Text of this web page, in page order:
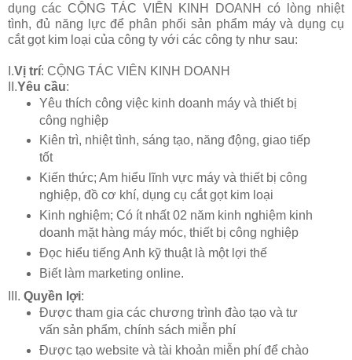
dụng các CỘNG TÁC VIÊN KINH DOANH có lòng nhiệt
tình, đủ năng lực để phân phối sản phẩm máy và dụng cụ
cắt gọt kim loại của công ty với các công ty như sau:
I.Vị trí: CỘNG TÁC VIÊN KINH DOANH
II.Yêu cầu:
Yêu thích công việc kinh doanh máy và thiết bị
công nghiệp
Kiên trì, nhiệt tình, sáng tạo, năng động, giao tiếp
tốt
Kiến thức; Am hiểu lĩnh vực máy và thiết bị công
nghiệp, đồ cơ khí, dụng cụ cắt gọt kim loại
Kinh nghiệm; Có ít nhất 02 năm kinh nghiệm kinh
doanh mặt hàng máy móc, thiết bị công nghiệp
Đọc hiểu tiếng Anh kỹ thuật là một lợi thế
Biết làm marketing online.
III. Quyền lợi:
Được tham gia các chương trình đào tạo và tư
vấn sản phẩm, chính sách miễn phí
Được tạo website và tài khoản miễn phí để chào